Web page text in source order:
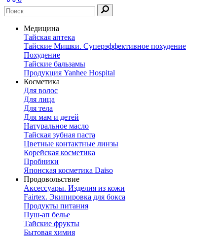
Медицина
Тайская аптека
Тайские Мишки. Суперэффективное похудение
Похудение
Тайские бальзамы
Продукция Yanhee Hospital
Косметика
Для волос
Для лица
Для тела
Для мам и детей
Натуральное масло
Тайская зубная паста
Цветные контактные линзы
Корейская косметика
Пробники
Японская косметика Daiso
Продовольствие
Аксессуары. Изделия из кожи
Fairtex. Экипировка для бокса
Продукты питания
Пуш-ап белье
Тайские фрукты
Бытовая химия